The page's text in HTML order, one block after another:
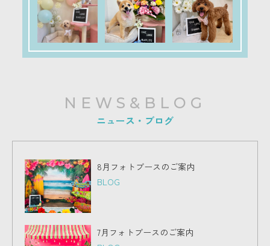
NEWS&BLOG
ニュース・ブログ
8月フォトブースのご案内
BLOG
7月フォトブースのご案内